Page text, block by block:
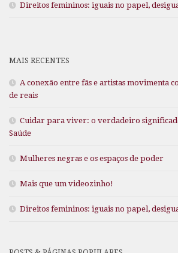
Direitos femininos: iguais no papel,
MAIS RECENTES
A conexão entre fãs e artistas movimenta
de reais
Cuidar para viver: o verdadeiro
Saúde
Mulheres negras e os espaços de poder
Mais que um videozinho!
Direitos femininos: iguais no papel,